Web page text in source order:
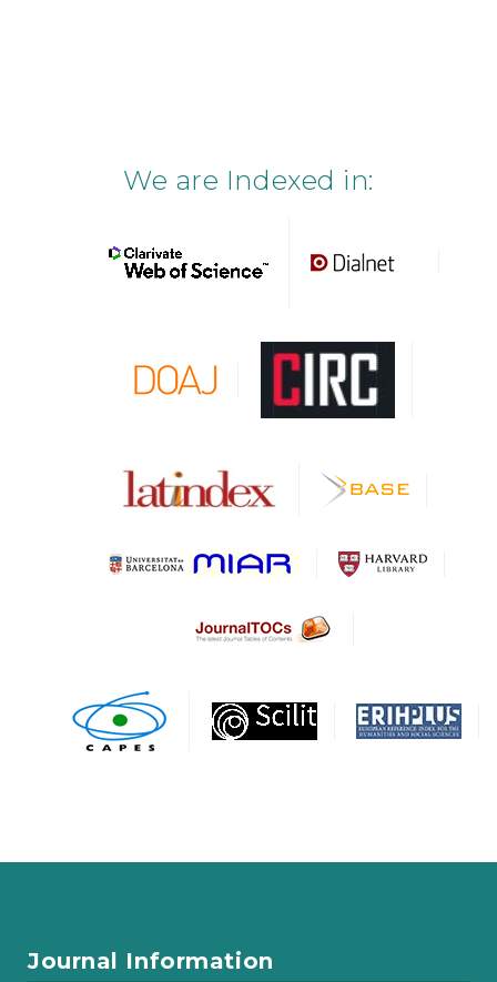
We are Indexed in:
Journal Information